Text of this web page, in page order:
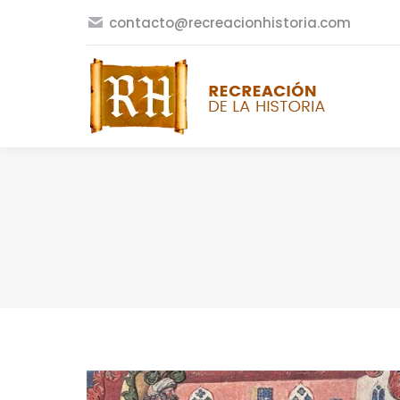
contacto@recreacionhistoria.com